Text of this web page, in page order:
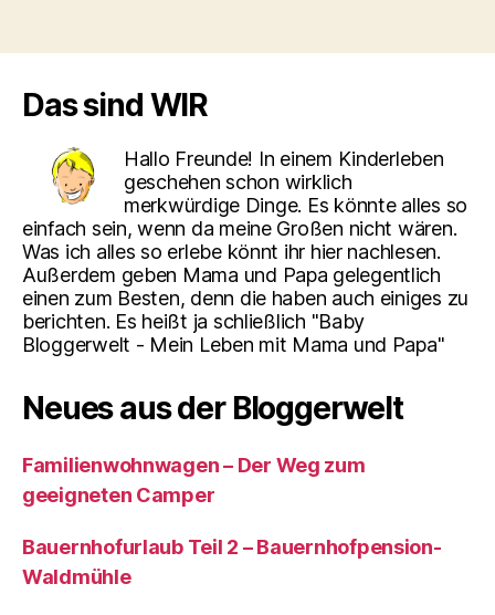
Das sind WIR
Hallo Freunde! In einem Kinderleben
geschehen schon wirklich
merkwürdige Dinge. Es könnte alles so
einfach sein, wenn da meine Großen nicht wären.
Was ich alles so erlebe könnt ihr hier nachlesen.
Außerdem geben Mama und Papa gelegentlich
einen zum Besten, denn die haben auch einiges zu
berichten. Es heißt ja schließlich "Baby
Bloggerwelt - Mein Leben mit Mama und Papa"
Neues aus der Bloggerwelt
Familienwohnwagen – Der Weg zum
geeigneten Camper
Bauernhofurlaub Teil 2 – Bauernhofpension-
Waldmühle